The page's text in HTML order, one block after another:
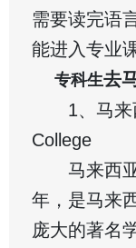
需要读完语
能进入专业
专科生去
1、马来
College
马来西亚
年，是马来
庞大的著名